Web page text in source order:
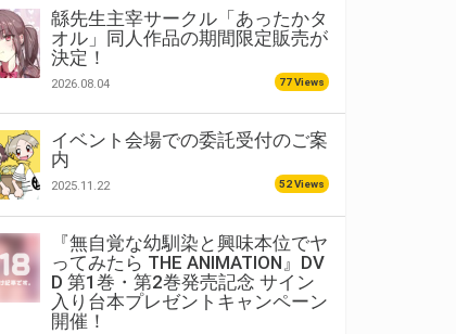
緜先生主宰サークル「あったかタ
オル」同人作品の期間限定販売が
決定！
2026.08.04 77 Views
イベント会場での委託受付のご案
内
2025.11.22 52 Views
『無自覚な幼馴染と興味本位でヤ
ってみたら THE ANIMATION』DV
D 第1巻・第2巻発売記念 サイン
入り台本プレゼントキャンペーン
開催！